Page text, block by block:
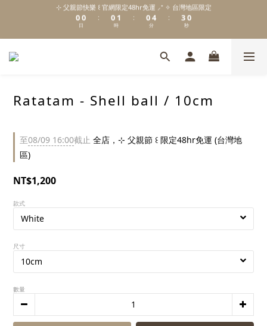
\ Welcome to 𝙻𝚒𝚝𝚝𝚕𝚎 𝙼𝚒𝚕𝚔𝚢 𝚆𝚊𝚢  ✨ For the Little Ones. /
⊹ 父親節快樂 ꒰ 官網限定48hr免運 ⸝⁺ ✧ 台灣地區限定
1
0
1
0
日
:
1
0
2
1
0
時
:
1
0
5
4
3
分
:
4
3
2
1
0
秒
新註冊會員贈 $𝟷𝟶𝟶 購物金✨新客首單輸碼「𝙽𝙴𝚆𝟸𝟶𝟸𝟼」享 𝟿 折優惠
Ratatam - Shell ball / 10cm
至08/09 16:00截止 全店，⊹ 父親節 ꒰ 限定48hr免運 (台灣地
區)
NT$1,200
款式
尺寸
數量